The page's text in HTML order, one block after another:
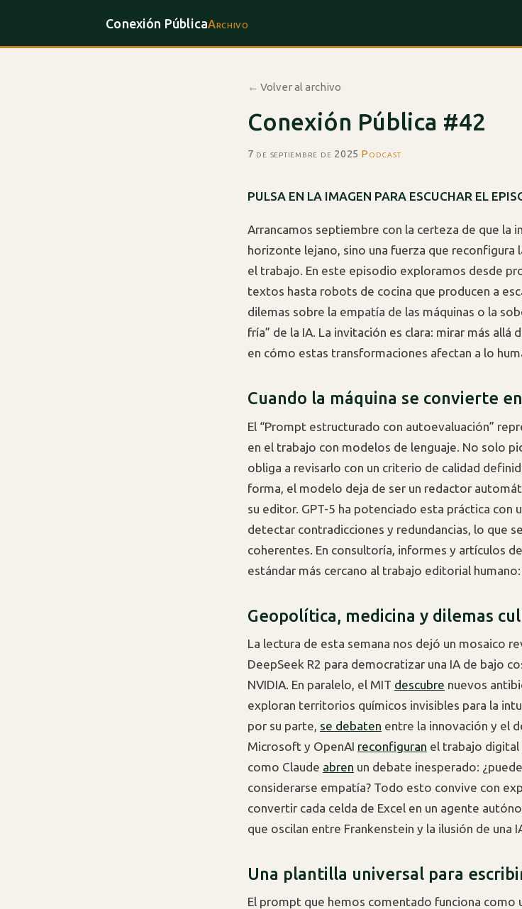
Conexión PúblicaArchivo
← Volver al archivo
Conexión Pública #42
7 de septiembre de 2025·Podcast
PULSA EN LA IMAGEN PARA ESCUCHAR EL
Arrancamos septiembre con la certeza de que la
horizonte lejano, sino una fuerza que reconfigura
el trabajo. En este episodio exploramos desde
textos hasta robots de cocina que producen a
dilemas sobre la empatía de las máquinas o la
fría” de la IA. La invitación es clara: mirar más allá
en cómo estas transformaciones afectan a lo
Cuando la máquina se convierte
El “Prompt estructurado con autoevaluación”
en el trabajo con modelos de lenguaje. No solo
obliga a revisarlo con un criterio de calidad
forma, el modelo deja de ser un redactor
su editor. GPT-5 ha potenciado esta práctica con
detectar contradicciones y redundancias, lo que
coherentes. En consultoría, informes y artículos
estándar más cercano al trabajo editorial
Geopolítica, medicina y dilemas
La lectura de esta semana nos dejó un mosaico
DeepSeek R2 para democratizar una IA de bajo
NVIDIA. En paralelo, el MIT descubre nuevos
exploran territorios químicos invisibles para la
por su parte, se debaten entre la innovación y el
Microsoft y OpenAI reconfiguran el trabajo
como Claude abren un debate inesperado:
considerarse empatía? Todo esto convive con
convertir cada celda de Excel en un agente
que oscilan entre Frankenstein y la ilusión de una
Una plantilla universal para
El prompt que hemos comentado funciona como